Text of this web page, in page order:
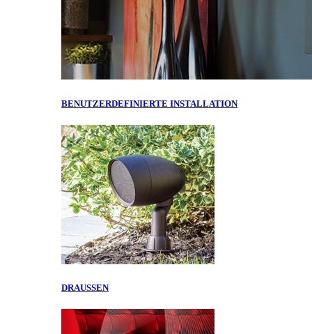
BENUTZERDEFINIERTE INSTALLATION
DRAUSSEN